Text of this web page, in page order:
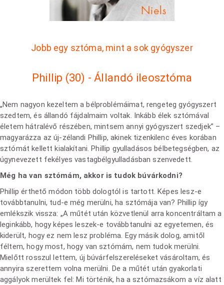
Phillip (30) - Állandó ileosztóma
Jobb egy sztóma, mint a sok gyógyszer
„Nem nagyon kezeltem a bélproblémáimat, rengeteg gyógyszert
szedtem, és állandó fájdalmaim voltak. Inkább élek sztómával
életem hátralévő részében, mintsem annyi gyógyszert szedjek” –
magyarázza az új-zélandi Phillip, akinek tizenkilenc éves korában
sztómát kellett kialakítani. Phillip gyulladásos bélbetegségben, az
úgynevezett fekélyes vastagbélgyulladásban szenvedett.
Még ha van sztómám, akkor is tudok búvárkodni?
Phillip érthető módon több dologtól is tartott. Képes lesz-e
továbbtanulni, tud-e még merülni, ha sztómája van? Phillip így
emlékszik vissza: „A műtét után közvetlenül arra koncentráltam a
leginkább, hogy képes leszek-e továbbtanulni az egyetemen, és
kiderült, hogy ez nem lesz probléma. Egy másik dolog, amitől
féltem, hogy most, hogy van sztómám, nem tudok merülni.
Mielőtt rosszul lettem, új búvárfelszereléseket vásároltam, és
annyira szerettem volna merülni. De a műtét után gyakorlati
aggályok merültek fel: Mi történik, ha a sztómazsákom a víz alatt